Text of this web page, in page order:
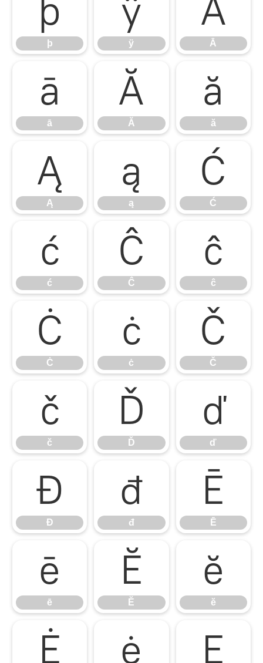
þ
þ
ÿ
ÿ
Ā
Ā
ā
ā
Ă
Ă
ă
ă
Ą
Ą
ą
ą
Ć
Ć
ć
ć
Ĉ
Ĉ
ĉ
ĉ
Ċ
Ċ
ċ
ċ
Č
Č
č
č
Ď
Ď
ď
ď
Đ
Đ
đ
đ
Ē
Ē
ē
ē
Ĕ
Ĕ
ĕ
ĕ
Ė ė Ę